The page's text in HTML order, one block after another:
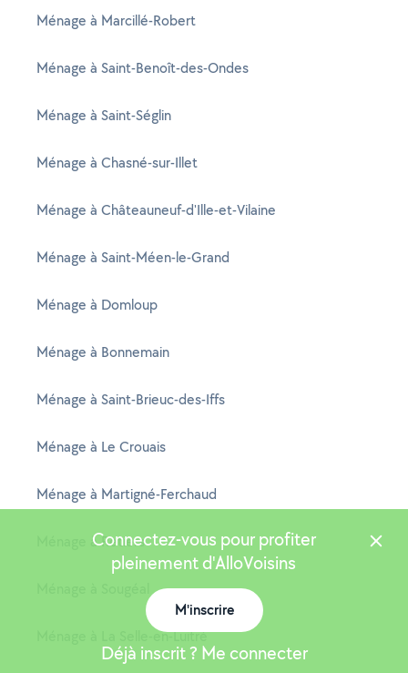
Ménage à Marcillé-Robert
Ménage à Saint-Benoît-des-Ondes
Ménage à Saint-Séglin
Ménage à Chasné-sur-Illet
Ménage à Châteauneuf-d'Ille-et-Vilaine
Ménage à Saint-Méen-le-Grand
Ménage à Domloup
Ménage à Bonnemain
Ménage à Saint-Brieuc-des-Iffs
Ménage à Le Crouais
Ménage à Martigné-Ferchaud
Ménage à Retiers
Ménage à La Selle-en-Luitré
Connectez-vous pour profiter
pleinement d'AlloVoisins
M'inscrire
Déjà inscrit ? Me connecter